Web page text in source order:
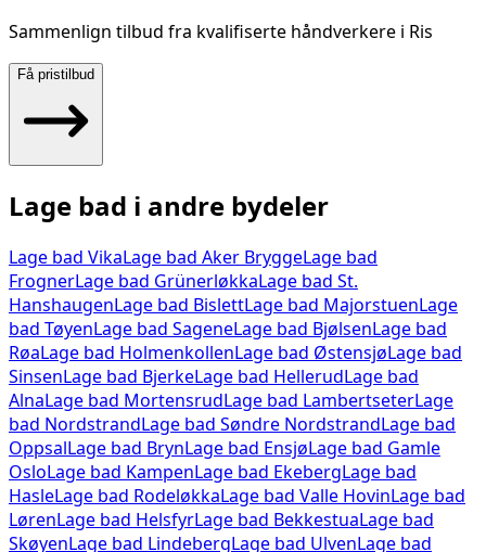
Sammenlign tilbud fra kvalifiserte håndverkere i Ris
Få pristilbud
Lage bad i andre bydeler
Lage bad VikaLage bad Aker BryggeLage bad
FrognerLage bad GrünerløkkaLage bad St.
HanshaugenLage bad BislettLage bad MajorstuenLage
bad TøyenLage bad SageneLage bad BjølsenLage bad
RøaLage bad HolmenkollenLage bad ØstensjøLage bad
SinsenLage bad BjerkeLage bad HellerudLage bad
AlnaLage bad MortensrudLage bad LambertseterLage
bad NordstrandLage bad Søndre NordstrandLage bad
OppsalLage bad BrynLage bad EnsjøLage bad Gamle
OsloLage bad KampenLage bad EkebergLage bad
HasleLage bad RodeløkkaLage bad Valle HovinLage bad
LørenLage bad HelsfyrLage bad BekkestuaLage bad
SkøyenLage bad LindebergLage bad UlvenLage bad